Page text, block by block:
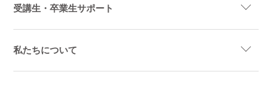
受講生・卒業生サポート
私たちについて